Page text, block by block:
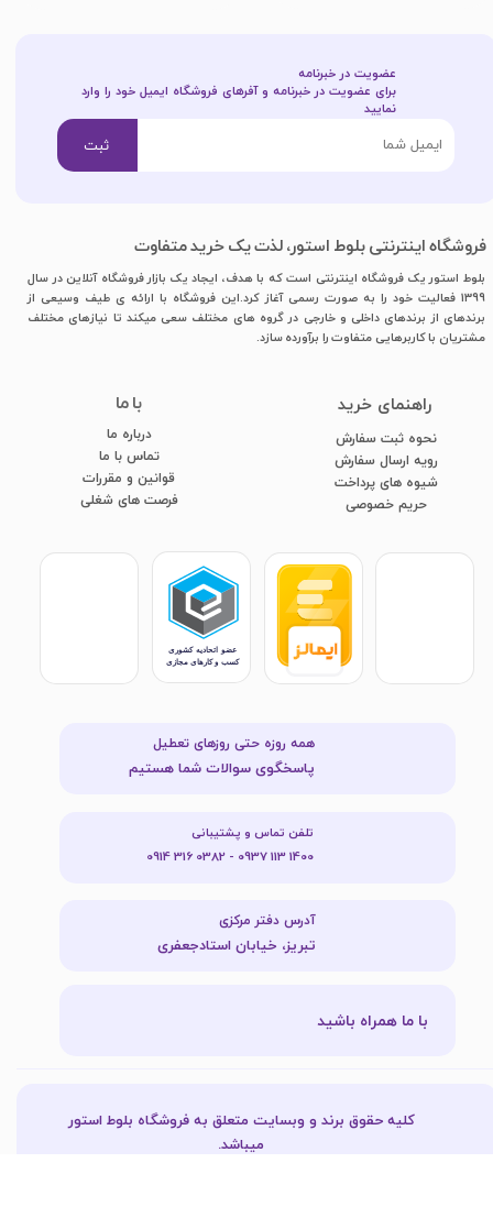
فروشگاه اینترنتی بلوط استور، لذت یک خرید متفاوت
بلوط استور یک فروشگاه اینترنتی است که با هدف، ایجاد یک بازار فروشگاه آنلاین در سال
1399 فعالیت خود را به صورت رسمی آغاز کرد.این فروشگاه با ارائه ی طیف وسیعی از
برندهای از برندهای داخلی و خارجی در گروه های مختلف سعی میکند تا نیازهای مختلف
مشتریان با کاربرهایی متفاوت را برآورده سازد.
با ما
درباره ما
تماس با ما
قوانین و مقررات
فرصت های شغلی
​راهنمای خرید
نحوه ثبت سفارش
رویه ارسال سفارش
شیوه های پرداخت
​​​​​​​حریم خصوصی
با ما همراه باشید
همه روزه حتی روزهای تعطیل
پاسخگوی سوالات شما هستیم
آدرس دفتر مرکزی
تبریز، خیابان استادجعفری
تلفن تماس و پشتیبانی
1400 113 0937 - 0382 316 0914
عضویت در خبرنامه
برای عضویت در خبرنامه و آفرهای فروشگاه ایمیل خود را وارد
نمایید​​​​​​​
ثبت
کلیه حقوق برند و وبسایت متعلق به فروشگاه بلوط استور
میباشد.​​​​​​​